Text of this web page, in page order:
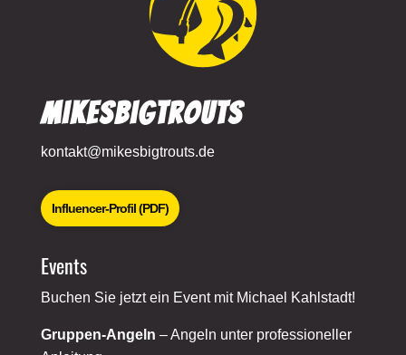
MikesBigTrouts
kontakt@mikesbigtrouts.de
Influencer-Profil (PDF)
Events
Buchen Sie jetzt ein Event mit Michael Kahlstadt!
Gruppen-Angeln – Angeln unter professioneller